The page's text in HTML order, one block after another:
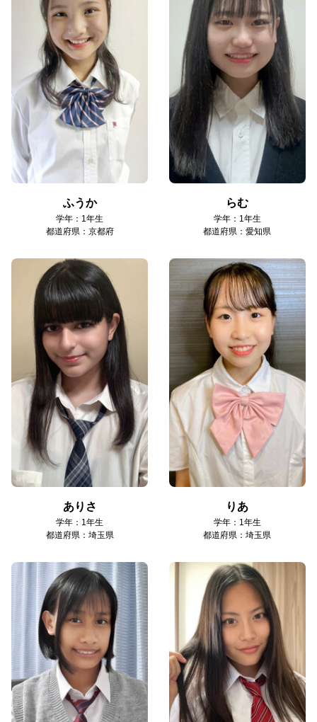
ふうか
学年：1年生
都道府県：京都府
らむ
学年：1年生
都道府県：愛知県
ありさ
学年：1年生
都道府県：埼玉県
りあ
学年：1年生
都道府県：埼玉県